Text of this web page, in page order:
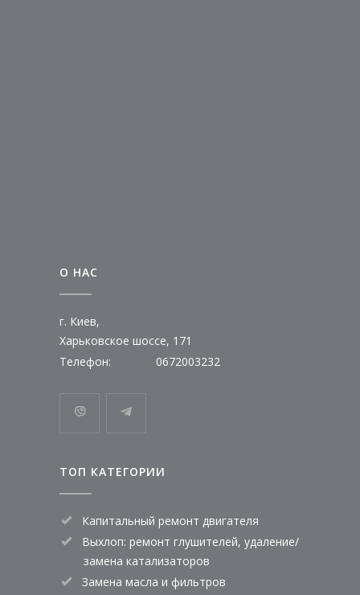
О НАС
г. Киев,
Харьковское шоссе, 171
Телефон:
0672003232
ТОП КАТЕГОРИИ
Капитальный ремонт двигателя
Выхлоп: ремонт глушителей, удаление/
замена катализаторов
Замена масла и фильтров